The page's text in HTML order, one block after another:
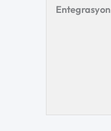
Entegrasyon